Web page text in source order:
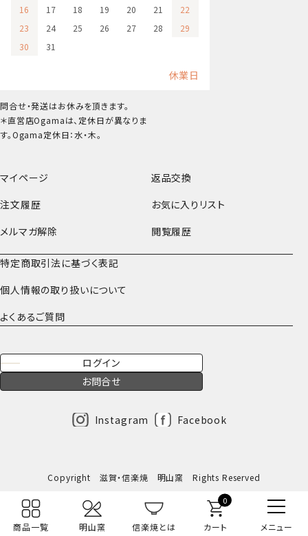
0
マイページ
返品交換
注文履歴
お気に入りリスト
メルマガ解除
閲覧履歴
特定商取引法に基づく表記
個人情報の取り扱いについて
よくあるご質問
ログイン
お問合せ
Instagram Facebook
16
17 18 19 20 21
22
23
24 25 26 27 28
29
30
31
休業日
問合せ・発送はお休みを頂きます。
＊直営店Ogamaは、定休日が異なりま
す。Ogama定休日：水・木。
Copyright 滋賀・信楽焼 明山窯 Rights Reserved